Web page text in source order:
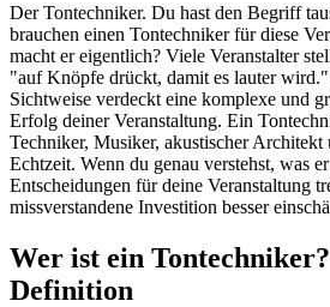
Der Tontechniker. Du hast den Begriff
brauchen einen Tontechniker für diese
macht er eigentlich? Viele Veranstalter
"auf Knöpfe drückt, damit es lauter
Sichtweise verdeckt eine komplexe und
Erfolg deiner Veranstaltung. Ein
Techniker, Musiker, akustischer Architekt
Echtzeit. Wenn du genau verstehst, was
Entscheidungen für deine Veranstaltung
missverstandene Investition besser
Wer ist ein
Definition